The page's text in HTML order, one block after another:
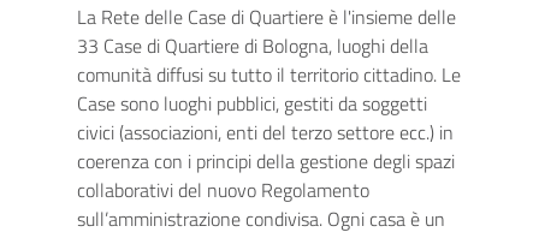
La Rete delle Case di Quartiere è l'insieme delle
33 Case di Quartiere di Bologna, luoghi della
comunità diffusi su tutto il territorio cittadino. Le
Case sono luoghi pubblici, gestiti da soggetti
civici (associazioni, enti del terzo settore ecc.) in
coerenza con i principi della gestione degli spazi
collaborativi del nuovo Regolamento
sull’amministrazione condivisa. Ogni casa è un